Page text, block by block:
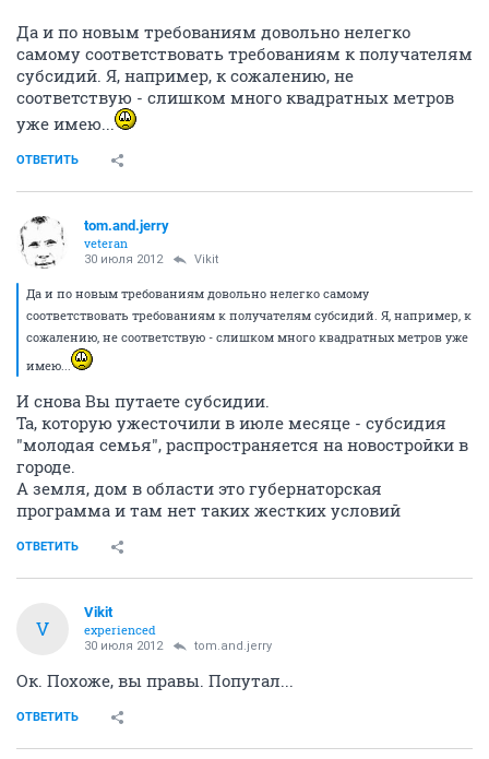
Да и по новым требованиям довольно нелегко
самому соответствовать требованиям к получателям
субсидий. Я, например, к сожалению, не
соответствую - слишком много квадратных метров
уже имею...
ОТВЕТИТЬ
tom.and.jerry
veteran
30 июля 2012 Vikit
Да и по новым требованиям довольно нелегко самому
соответствовать требованиям к получателям субсидий. Я, например, к
сожалению, не соответствую - слишком много квадратных метров уже
имею...
И снова Вы путаете субсидии.
Та, которую ужесточили в июле месяце - субсидия
"молодая семья", распространяется на новостройки в
городе.
А земля, дом в области это губернаторская
программа и там нет таких жестких условий
ОТВЕТИТЬ
V
Vikit
experienced
30 июля 2012 tom.and.jerry
Ок. Похоже, вы правы. Попутал...
ОТВЕТИТЬ